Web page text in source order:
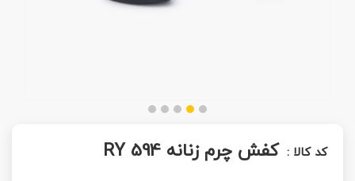
کد کالا : کفش چرم زنانه RY 594